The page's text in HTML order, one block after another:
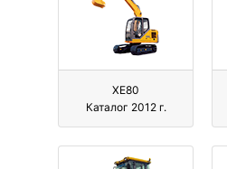
XE80
Каталог 2012 г.